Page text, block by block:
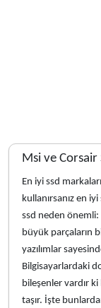
Msi ve
En iyi ssd
kullanırsanız en
ssd neden önemli:
büyük parçaların
yazılımlar
Bilgisayarlardaki
bileşenler vardır
taşır. İşte